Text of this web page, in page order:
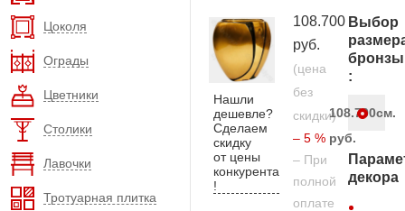
Цоколя
Ограды
Цветники
Столики
Лавочки
Тротуарная плитка
Нашли
дешевле?
Сделаем
скидку
от цены
конкурента
!
108.700
руб.
(цена
без
скидки)
– 5 %
– При
полной
оплате
Выбор
бронзы
:
108.700
руб.
см.
декора